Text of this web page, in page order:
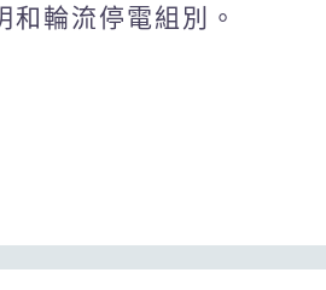
和輪流停電組別。